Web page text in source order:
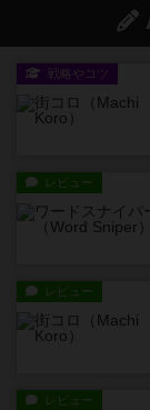
戦略やコツ
レビュー
レビュー
レビュー